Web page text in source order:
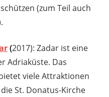
(zum Teil auch
(2017): Zadar ist eine
Adriaküste. Das
viele Attraktionen
St. Donatus-Kirche